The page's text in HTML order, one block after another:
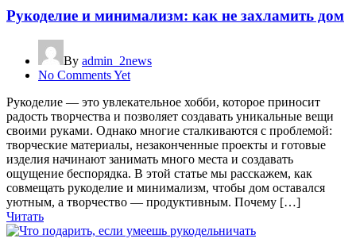
Рукоделие и минимализм: как не захламить дом
By admin_2news
No Comments Yet
Рукоделие — это увлекательное хобби, которое приносит
радость творчества и позволяет создавать уникальные вещи
своими руками. Однако многие сталкиваются с проблемой:
творческие материалы, незаконченные проекты и готовые
изделия начинают занимать много места и создавать
ощущение беспорядка. В этой статье мы расскажем, как
совмещать рукоделие и минимализм, чтобы дом оставался
уютным, а творчество — продуктивным. Почему […]
Читать